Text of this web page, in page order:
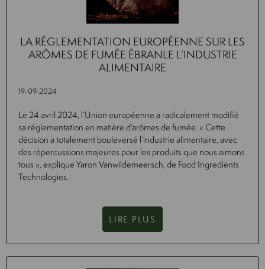
LA RÉGLEMENTATION EUROPÉENNE SUR LES
ARÔMES DE FUMÉE ÉBRANLE L’INDUSTRIE
ALIMENTAIRE
19-09-2024
Le 24 avril 2024, l’Union européenne a radicalement modifié
sa réglementation en matière d’arômes de fumée. « Cette
décision a totalement bouleversé l’industrie alimentaire, avec
des répercussions majeures pour les produits que nous aimons
tous », explique Yaron Vanwildemeersch, de Food Ingredients
Technologies.
LIRE PLUS